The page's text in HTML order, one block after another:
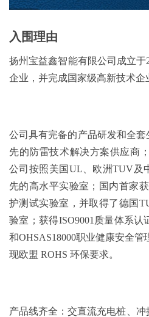
入围理由
扬州宝益鑫智能有限公司成立
企业，并完成国家级高新技术企
公司具有完备的产品研发和全
先的防雷技术解决方案供应商
公司按照美国UL、欧洲TUV及
先的高水平实验室；国内首家
护测试实验室，并取得了德国
验室；获得ISO9001质量体系认
和OHSAS18000职业健康安全
现欧盟 ROHS 环保要求。
产品线齐全：交直流充电桩、